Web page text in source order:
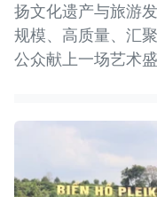
扬文化遗产与旅游
规模、高质量、汇
公众献上一场艺术盛